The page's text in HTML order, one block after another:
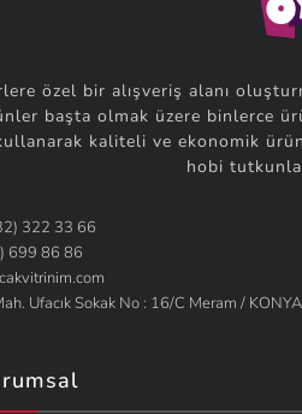
özel bir alışveriş alanı
başta olmak üzere binlerce
kaliteli ve ekonomik
hobi
322 33 66
699 86 86
Ufacık Sokak No : 16/C Meram / KONYA